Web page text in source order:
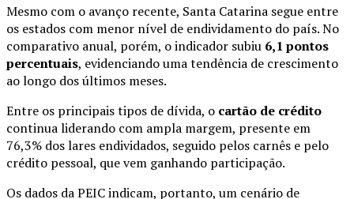
Mesmo com o avanço recente, Santa Catarina segue entre
os estados com menor nível de endividamento do país. No
comparativo anual, porém, o indicador subiu 6,1 pontos
percentuais, evidenciando uma tendência de crescimento
ao longo dos últimos meses.
Entre os principais tipos de dívida, o cartão de crédito
continua liderando com ampla margem, presente em
76,3% dos lares endividados, seguido pelos carnês e pelo
crédito pessoal, que vem ganhando participação.
Os dados da PEIC indicam, portanto, um cenário de